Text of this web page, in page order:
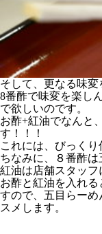
そして、更なる味変
8番酢で味変を楽し
で欲しいのです。
お酢+紅油でなんと
す！！！
これには、びっくり
ちなみに、８番酢は
紅油は店舗スタッフ
お酢と紅油を入れ
すので、五目らー
スメします。